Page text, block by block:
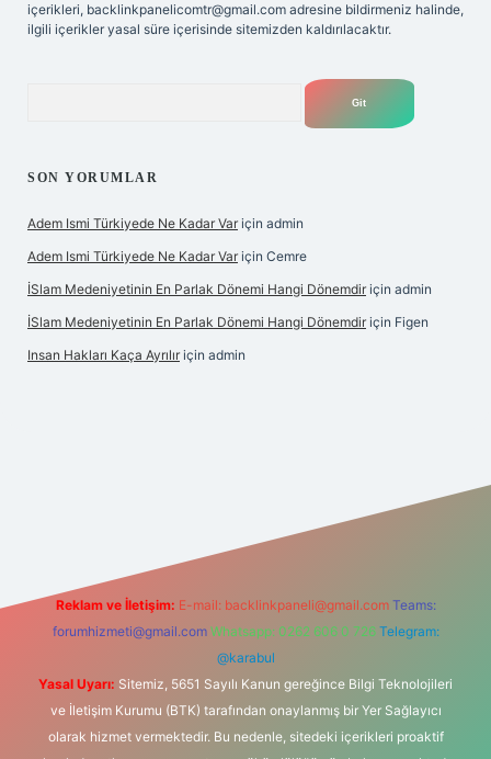
içerikleri, backlinkpanelicomtr@gmail.com adresine bildirmeniz halinde,
ilgili içerikler yasal süre içerisinde sitemizden kaldırılacaktır.
SON YORUMLAR
Adem Ismi Türkiyede Ne Kadar Var için admin
Adem Ismi Türkiyede Ne Kadar Var için Cemre
İSlam Medeniyetinin En Parlak Dönemi Hangi Dönemdir için admin
İSlam Medeniyetinin En Parlak Dönemi Hangi Dönemdir için Figen
Insan Hakları Kaça Ayrılır için admin
Reklam ve İletişim: E-mail: backlinkpaneli@gmail.com Teams:
forumhizmeti@gmail.com Whatsapp: 0262 606 0 726 Telegram:
@karabul
Yasal Uyarı: Sitemiz, 5651 Sayılı Kanun gereğince Bilgi Teknolojileri
ve İletişim Kurumu (BTK) tarafından onaylanmış bir Yer Sağlayıcı
olarak hizmet vermektedir. Bu nedenle, sitedeki içerikleri proaktif